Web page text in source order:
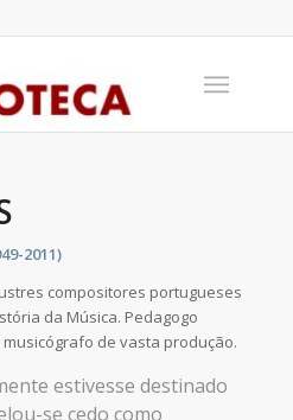
2011)
compositores portugueses
da Música. Pedagogo
de vasta produção.
estivesse destinado
se cedo como